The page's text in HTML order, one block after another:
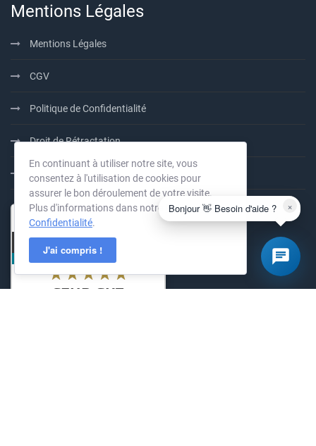
Mentions Légales
Mentions Légales
CGV
Politique de Confidentialité
Droit de Rétractation
100% PrePaid
En continuant à utiliser notre site, vous
consentez à l'utilisation de cookies pour
assurer le bon déroulement de votre visite.
Plus d'informations dans notre
Politique de
Confidentialité.
J'ai compris !
×
Bonjour 👋 Besoin d'aide ?